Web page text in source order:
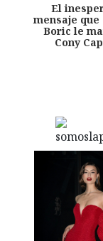
El
mensaje
Boric le
Cony